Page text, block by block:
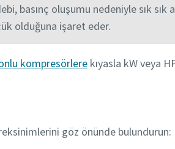
basınç oluşumu nedeniyle sık sık
olduğuna işaret eder.
kompresörlere kıyasla kW veya
göz önünde bulundurun: